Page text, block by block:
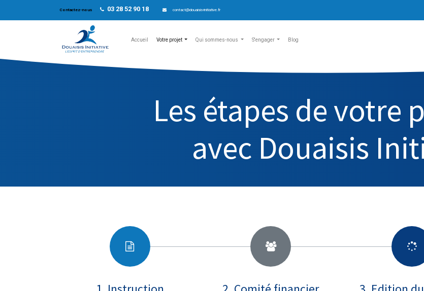
Contactez-nous 03 28 52 90 18 contact@douaisis-initiative.fr
Accueil Votre projet Qui sommes-nous S'engager Blog
Les étapes de votre
avec Douaisis